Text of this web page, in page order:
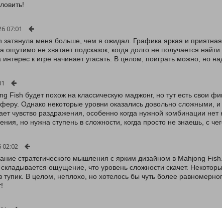
07:01
меня больше, чем я ожидал. Графика яркая и
ощутимо не хватает подсказок, когда долго не получается
интерес к игре начинает угасать. В целом, поиграть можно, но
Fish будет похож на классическую маджонг, но тут есть свои
Однако некоторые уровни оказались довольно сложными,
чувство раздражения, особенно когда нужной комбинации
но нужна ступень в сложности, когда просто не знаешь, с
02:02
стратегического мышления с ярким дизайном в Mahjong
ощущение, что уровень сложности скачет.
тупик. В целом, неплохо, но хотелось бы чуть более